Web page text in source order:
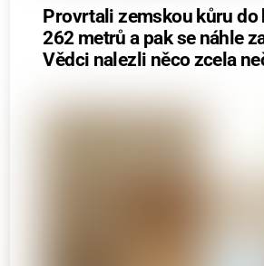
Provrtali zemskou kůru do
262 metrů a pak se náhle
Vědci nalezli něco zcela